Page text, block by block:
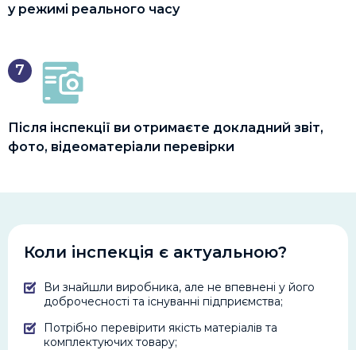
у режимі реального часу
7
Після інспекції ви отримаєте докладний звіт,
фото, відеоматеріали перевірки
Коли інспекція є актуальною?
Ви знайшли виробника, але не впевнені у його
доброчесності та існуванні підприємства;
Потрібно перевірити якість матеріалів та
комплектуючих товару;